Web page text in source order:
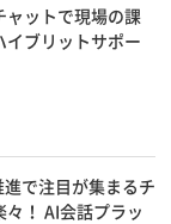
ャットで現場の課
イブリットサポー
進で注目が集まるチ
々！ AI会話プラッ